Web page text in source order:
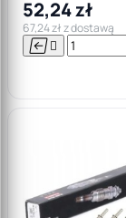
52,24 zł
67,24 zł z dostawą
 